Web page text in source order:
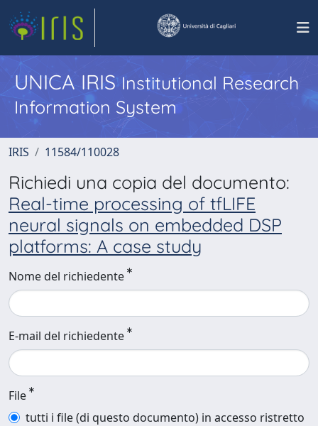
UNICA IRISInstitutional Research
Information System
IRIS 11584/110028
Richiedi una copia del documento:
Real-time processing of tfLIFE
neural signals on embedded DSP
platforms: A case study
Nome del richiedente
E-mail del richiedente
File
tutti i file (di questo documento) in accesso ristretto